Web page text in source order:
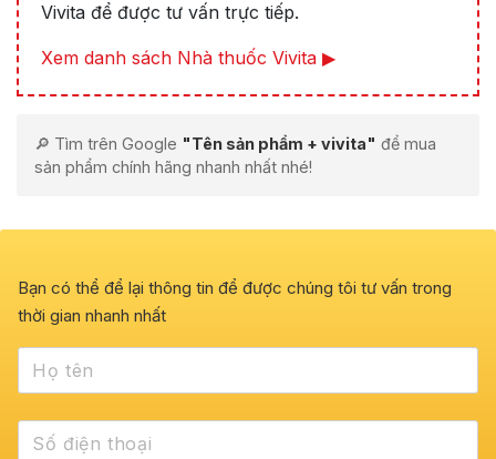
Vivita để được tư vấn trực tiếp.
Xem danh sách Nhà thuốc Vivita ▶
🔎 Tìm trên Google "Tên sản phẩm + vivita" để mua
sản phẩm chính hãng nhanh nhất nhé!
Bạn có thể để lại thông tin để được chúng tôi tư vấn trong
thời gian nhanh nhất